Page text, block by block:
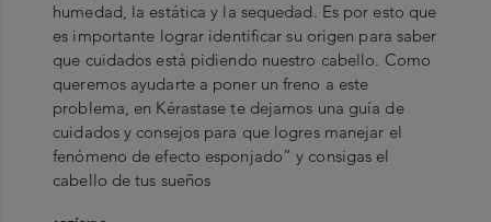
humedad, la estática y la sequedad. Es por esto que
es importante lograr identificar su origen para saber
que cuidados está pidiendo nuestro cabello. Como
queremos ayudarte a poner un freno a este
problema, en Kérastase te dejamos una guía de
cuidados y consejos para que logres manejar el
fenómeno de efecto esponjado” y consigas el
cabello de tus sueños